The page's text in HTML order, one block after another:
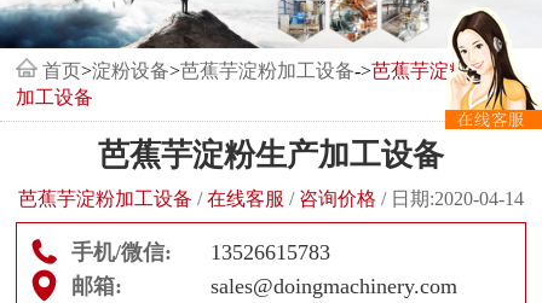
首页>淀粉设备>芭蕉芋淀粉加工设备->芭蕉芋淀粉生产
加工设备
芭蕉芋淀粉生产加工设备
芭蕉芋淀粉加工设备 / 在线客服 / 咨询价格 / 日期:2020-04-14
手机/微信:
13526615783
邮箱:
sales@doingmachinery.com